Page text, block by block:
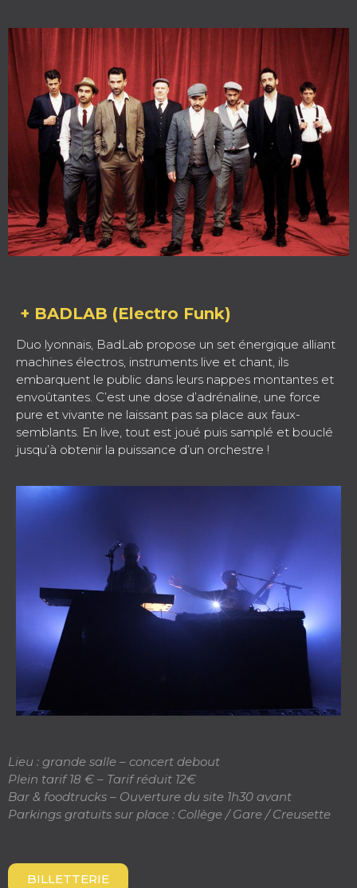
+ BADLAB (Electro Funk)
Duo lyonnais, BadLab propose un set énergique alliant
machines électros, instruments live et chant, ils
embarquent le public dans leurs nappes montantes et
envoûtantes. C’est une dose d’adrénaline, une force
pure et vivante ne laissant pas sa place aux faux-
semblants. En live, tout est joué puis samplé et bouclé
jusqu’à obtenir la puissance d’un orchestre !
Lieu : grande salle – concert debout
Plein tarif 18 € – Tarif réduit 12€
Bar & foodtrucks – Ouverture du site 1h30 avant
Parkings gratuits sur place : Collège / Gare / Creusette
BILLETTERIE